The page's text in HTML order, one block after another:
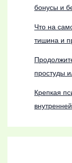
бонусы и
Что на
тишина и
простуды
Крепкая